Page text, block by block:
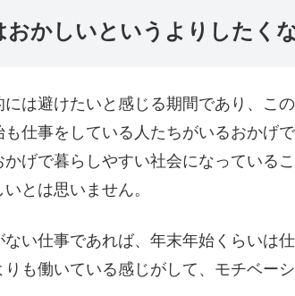
おかしいというよりしたく
は避けたいと感じる期間であり、こ
仕事をしている人たちがいるおかげ
げで暮らしやすい社会になっている
とは思いません。
い仕事であれば、年末年始くらいは
も働いている感じがして、モチベー